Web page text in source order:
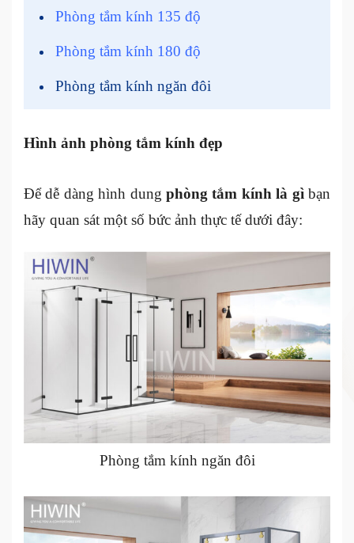
Phòng tắm kính 135 độ
Phòng tắm kính 180 độ
Phòng tắm kính ngăn đôi
Hình ảnh phòng tắm kính đẹp
Để dễ dàng hình dung phòng tắm kính là gì bạn
hãy quan sát một số bức ảnh thực tế dưới đây:
Phòng tắm kính ngăn đôi